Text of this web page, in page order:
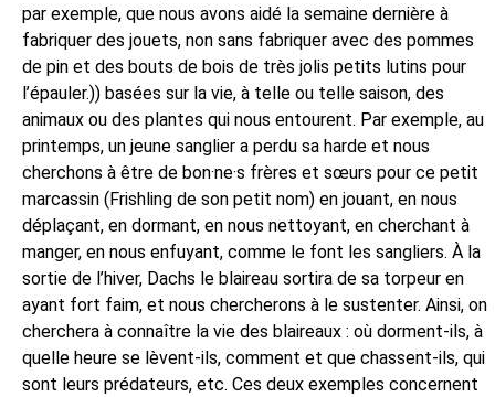
par exemple, que nous avons aidé la semaine dernière à
fabriquer des jouets, non sans fabriquer avec des pommes
de pin et des bouts de bois de très jolis petits lutins pour
l’épauler.)) basées sur la vie, à telle ou telle saison, des
animaux ou des plantes qui nous entourent. Par exemple, au
printemps, un jeune sanglier a perdu sa harde et nous
cherchons à être de bon·ne·s frères et sœurs pour ce petit
marcassin (Frishling de son petit nom) en jouant, en nous
déplaçant, en dormant, en nous nettoyant, en cherchant à
manger, en nous enfuyant, comme le font les sangliers. À la
sortie de l’hiver, Dachs le blaireau sortira de sa torpeur en
ayant fort faim, et nous chercherons à le sustenter. Ainsi, on
cherchera à connaître la vie des blaireaux : où dorment-ils, à
quelle heure se lèvent-ils, comment et que chassent-ils, qui
sont leurs prédateurs, etc. Ces deux exemples concernent